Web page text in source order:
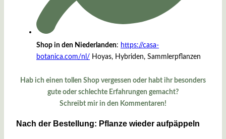
Shop in den Niederlanden: https://casa-
botanica.com/nl/ Hoyas, Hybriden, Sammlerpflanzen
Hab ich einen tollen Shop vergessen oder habt ihr besonders
gute oder schlechte Erfahrungen gemacht?
Schreibt mir in den Kommentaren!
Nach der Bestellung: Pflanze wieder aufpäppeln